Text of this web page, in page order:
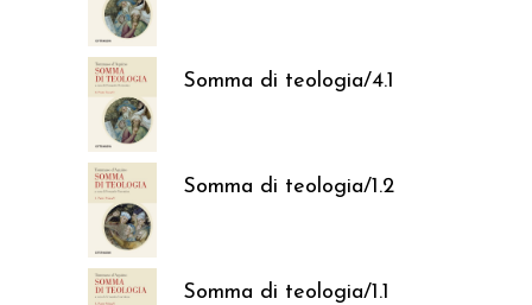
Somma di teologia/4.1
37,05€
Somma di teologia/1.2
37,05€
Somma di teologia/1.1